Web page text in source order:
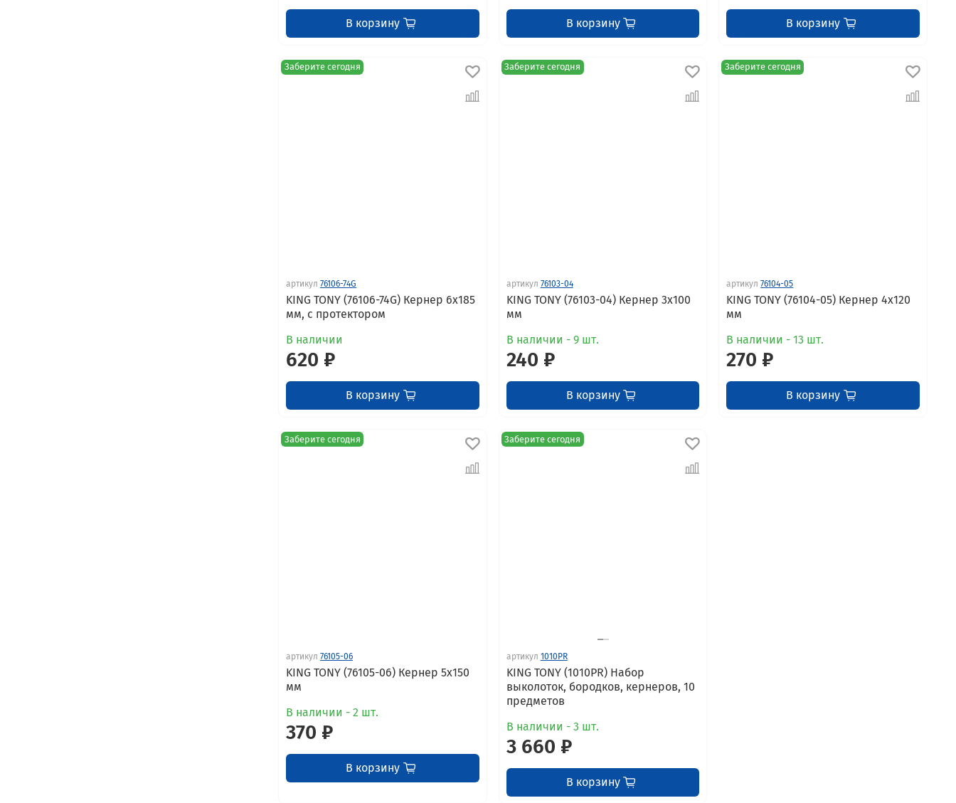
В корзину В корзину В корзину
Заберите сегодня
артикул 76106-74G
KING TONY (76106-74G) Кернер 6x185
мм, с протектором
В наличии
620 ₽
В корзину
Заберите сегодня
артикул 76103-04
KING TONY (76103-04) Кернер 3x100
мм
В наличии - 9 шт.
240 ₽
В корзину
Заберите сегодня
артикул 76104-05
KING TONY (76104-05) Кернер 4x120
мм
В наличии - 13 шт.
270 ₽
В корзину
Заберите сегодня
артикул 76105-06
KING TONY (76105-06) Кернер 5x150
мм
В наличии - 2 шт.
370 ₽
В корзину
Заберите сегодня
артикул 1010PR
KING TONY (1010PR) Набор
выколоток, бородков, кернеров, 10
предметов
В наличии - 3 шт.
3 660 ₽
В корзину